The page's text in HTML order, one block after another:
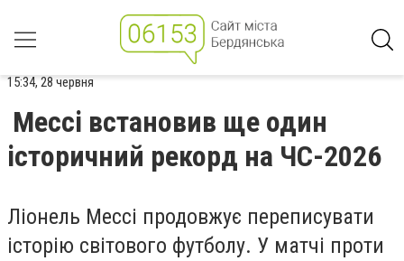
15:34, 28 червня
Мессі встановив ще один
історичний рекорд на ЧС-2026
Ліонель Мессі продовжує переписувати
історію світового футболу. У матчі проти